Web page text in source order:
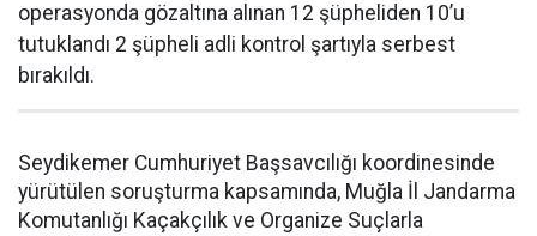
operasyonda gözaltına alınan 12 şüpheliden 10’u
tutuklandı 2 şüpheli adli kontrol şartıyla serbest
bırakıldı.
Seydikemer Cumhuriyet Başsavcılığı koordinesinde
yürütülen soruşturma kapsamında, Muğla İl Jandarma
Komutanlığı Kaçakçılık ve Organize Suçlarla